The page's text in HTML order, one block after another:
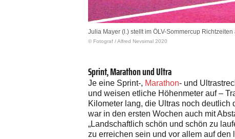
Julia Mayer (l.) stellt im ÖLV-Sommercup
© Fotograf /Alfred Nevsimal 2020
Sprint, Marathon und Ultra
Je eine Sprint-, Marathon- und
und weisen etliche Höhenmeter auf –
Kilometer lang, die Ultras noch deutlich
war in den ersten Wochen auch mit
„Landschaftlich schön und schön zu
zu erreichen sein und vor allem auf